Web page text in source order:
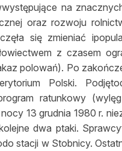
na
oraz rozwoju
się zmieniać
z czasem
polowań). Po
Polski.
ratunkowy
13 grudnia 1980 r.
dwa ptaki.
stacji w Stobnicy.